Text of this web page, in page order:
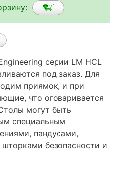
серии LM HCL
под заказ. Для
приямок, и при
что оговаривается
могут быть
специальным
пандусами,
безопасности и